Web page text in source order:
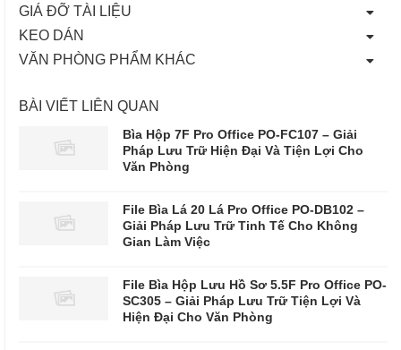
GIÁ ĐỠ TÀI LIỆU
KEO DÁN
VĂN PHÒNG PHẨM KHÁC
BÀI VIẾT LIÊN QUAN
Bìa Hộp 7F Pro Office PO-FC107 – Giải
Pháp Lưu Trữ Hiện Đại Và Tiện Lợi Cho
Văn Phòng
File Bìa Lá 20 Lá Pro Office PO-DB102 –
Giải Pháp Lưu Trữ Tinh Tế Cho Không
Gian Làm Việc
File Bìa Hộp Lưu Hồ Sơ 5.5F Pro Office PO-
SC305 – Giải Pháp Lưu Trữ Tiện Lợi Và
Hiện Đại Cho Văn Phòng